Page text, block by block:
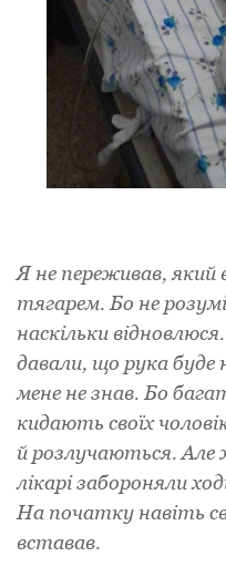
Я не переживав,
тягарем. Бо не
наскільки
давали, що рука буде
мене не знав. Бо
кидають своїх
й розлучаються.
лікарі забороняли
На початку навіть
вставав.